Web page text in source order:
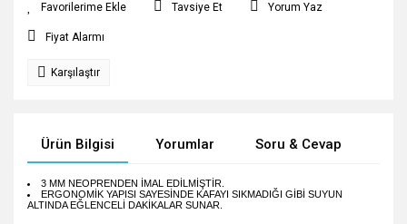
Tavsiye Et Yorum Yaz
Fiyat Alarmı
Karşılaştır
Ürün Bilgisi Yorumlar Soru & Cevap
3 MM NEOPRENDEN İMAL EDİLMİŞTİR.
ERGONOMİK YAPISI SAYESİNDE KAFAYI SIKMADIĞI GİBİ SUYUN
ALTINDA EĞLENCELİ DAKİKALAR SUNAR.